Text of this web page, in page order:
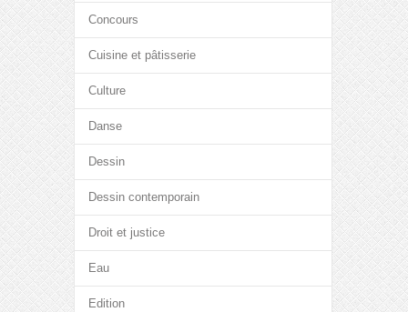
Concours
Cuisine et pâtisserie
Culture
Danse
Dessin
Dessin contemporain
Droit et justice
Eau
Edition